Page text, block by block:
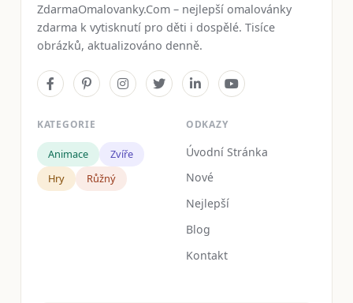
ZdarmaOmalovanky.Com – nejlepší omalovánky
zdarma k vytisknutí pro děti i dospělé. Tisíce
obrázků, aktualizováno denně.
KATEGORIE
Animace
Zvíře
Hry
Růžný
ODKAZY
Úvodní Stránka
Nové
Nejlepší
Blog
Kontakt